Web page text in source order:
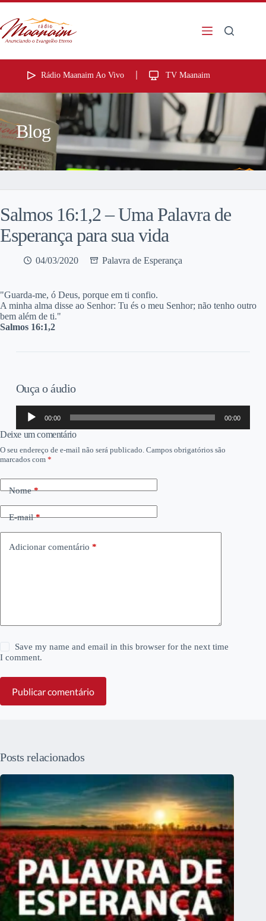
Rádio Maanaim Ao Vivo TV Maanaim
Blog
Salmos 16:1,2 – Uma Palavra de
Esperança para sua vida
04/03/2020 Palavra de Esperança
"Guarda-me, ó Deus, porque em ti confio.
A minha alma disse ao Senhor: Tu és o meu Senhor; não tenho outro
bem além de ti."
Salmos 16:1,2
Ouça o áudio
Tocador
áudio
00:00 00:00
Deixe um comentário
O seu endereço de e-mail não será publicado. Campos obrigatórios são
marcados com *
Nome*
E-mail*
Adicionar comentário *
Save my name and email in this browser for the next time
I comment.
Publicar comentário
Posts relacionados